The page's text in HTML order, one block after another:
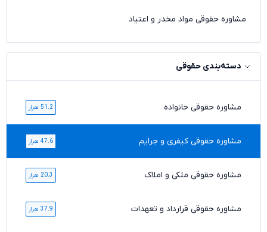
مشاوره حقوقی مواد مخدر و اعتیاد
دسته‌بندی حقوقی
مشاوره حقوقی خانواده 51.2 هزار
مشاوره حقوقی کیفری و جرایم 47.6 هزار
مشاوره حقوقی ملکی و املاک 20.3 هزار
مشاوره حقوقی قرارداد و تعهدات 37.9 هزار